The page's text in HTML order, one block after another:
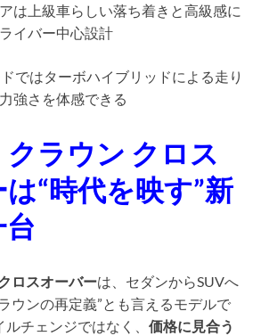
は上級車らしい落ち着きと高級感に
イバー中心設計
ではターボハイブリッドによる走り
強さを体感できる
クラウン クロス
“時代を映す”新
ロスオーバーは、セダンからSUVへ
ウンの再定義”とも言えるモデルで
チェンジではなく、 価格に見合う